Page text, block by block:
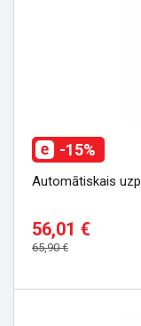
Automātiskais
56,01 €
65,90 €
-15%